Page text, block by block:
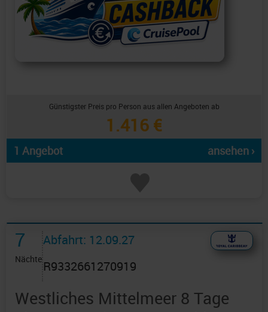
Günstigster Preis pro Person aus allen Angeboten ab
1.416 €
1 Angebot ansehen ›
7
Nächte
Abfahrt: 12.09.27
R9332661270919
Westliches Mittelmeer 8 Tage